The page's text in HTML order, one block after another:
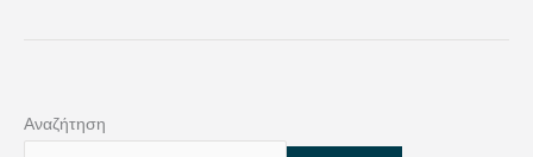
Αναζήτηση